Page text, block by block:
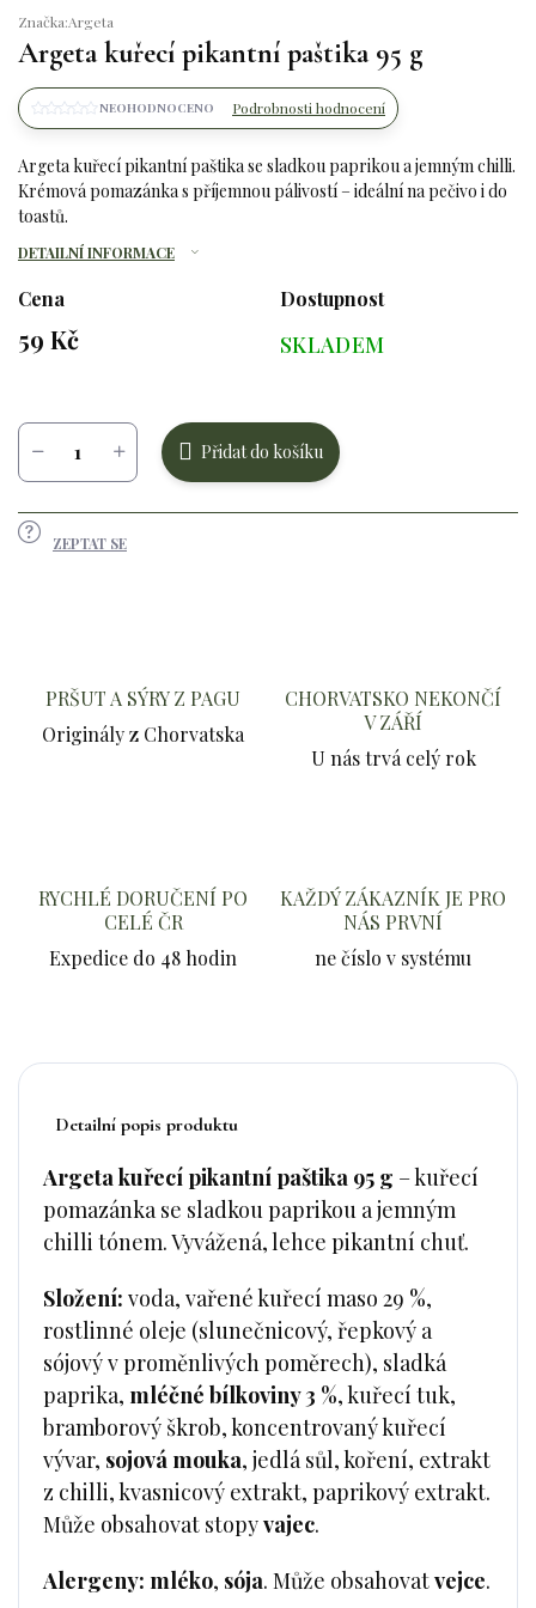
Značka:Argeta
Argeta kuřecí pikantní paštika 95 g
NEOHODNOCENO Podrobnosti hodnocení
Argeta kuřecí pikantní paštika se sladkou paprikou a jemným chilli.
Krémová pomazánka s příjemnou pálivostí – ideální na pečivo i do
toastů.
DETAILNÍ INFORMACE
Cena
59 Kč
Dostupnost
SKLADEM
Přidat do košíku
ZEPTAT SE
PRŠUT A SÝRY Z PAGU
Originály z Chorvatska
CHORVATSKO NEKONČÍ
V ZÁŘÍ
U nás trvá celý rok
RYCHLÉ DORUČENÍ PO
CELÉ ČR
Expedice do 48 hodin
KAŽDÝ ZÁKAZNÍK JE PRO
NÁS PRVNÍ
ne číslo v systému
Detailní popis produktu
Argeta kuřecí pikantní paštika 95 g – kuřecí
pomazánka se sladkou paprikou a jemným
chilli tónem. Vyvážená, lehce pikantní chuť.
Složení: voda, vařené kuřecí maso 29 %,
rostlinné oleje (slunečnicový, řepkový a
sójový v proměnlivých poměrech), sladká
paprika, mléčné bílkoviny 3 %, kuřecí tuk,
bramborový škrob, koncentrovaný kuřecí
vývar, sojová mouka, jedlá sůl, koření, extrakt
z chilli, kvasnicový extrakt, paprikový extrakt.
Může obsahovat stopyvajec.
Alergeny: mléko, sója. Může obsahovatvejce.